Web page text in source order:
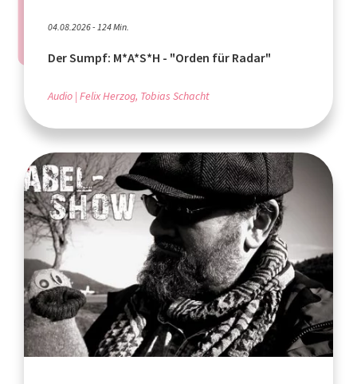
04.08.2026 - 124 Min.
Der Sumpf: M*A*S*H - "Orden für Radar"
Audio Felix Herzog, Tobias Schacht